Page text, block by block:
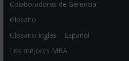
Colaboradores de Gerencia
Glosario
Glosario Inglés – Español
Los mejores MBA